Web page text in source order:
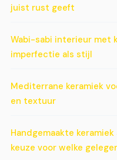
juist rust geeft
Wabi-sabi interieur met
imperfectie als stijl
Mediterrane keramiek
en textuur
Handgemaakte
keuze voor welke